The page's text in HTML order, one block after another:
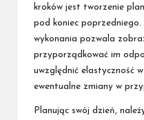
kroków jest tworzenie
pod koniec
wykonania pozwala
przyporządkować im
uwzględnić elastyczność
ewentualne zmiany w
Planując swój dzień,